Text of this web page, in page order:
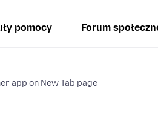
pomocy Forum
app on New Tab page